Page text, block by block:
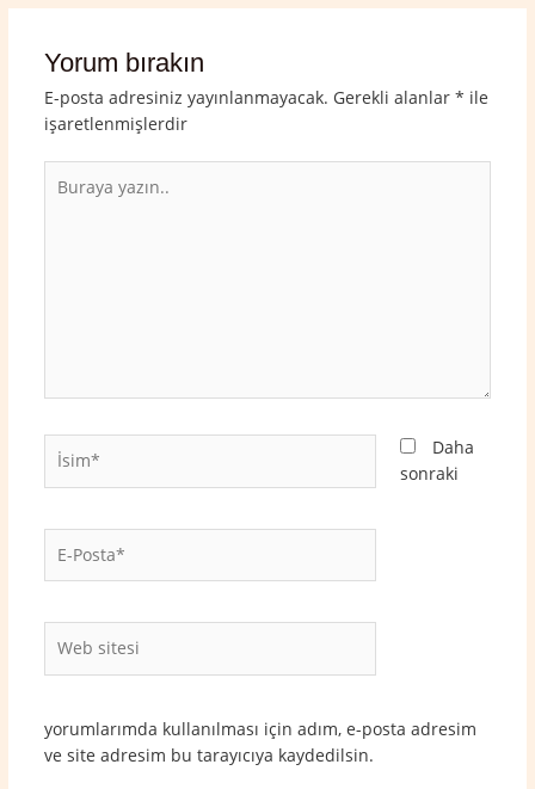
Yorum bırakın
E-posta adresiniz yayınlanmayacak. Gerekli alanlar * ile
işaretlenmişlerdir
yazın..
İsim*
Posta*
sitesi
Daha
sonraki
yorumlarımda kullanılması için adım, e-posta adresim
ve site adresim bu tarayıcıya kaydedilsin.